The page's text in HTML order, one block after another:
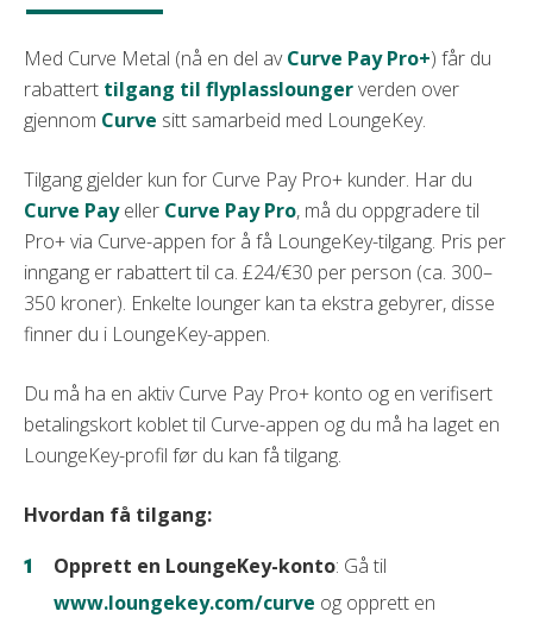
Med Curve Metal (nå en del avCurve Pay Pro+) får du
rabattert tilgang til flyplassloungerverden over
gjennom Curve sitt samarbeid med LoungeKey.
Tilgang gjelder kun for Curve Pay Pro+ kunder. Har du
Curve Payeller Curve Pay Pro, må du oppgradere til
Pro+ via Curve-appen for å få LoungeKey-tilgang. Pris per
inngang er rabattert til ca. £24/€30 per person (ca. 300–
350 kroner). Enkelte lounger kan ta ekstra gebyrer, disse
finner du i LoungeKey-appen.
Du må ha en aktiv Curve Pay Pro+ konto og en verifisert
betalingskort koblet til Curve-appen og du må ha laget en
LoungeKey-profil før du kan få tilgang.
Hvordan få tilgang:
Opprett en LoungeKey-konto: Gå til
www.loungekey.com/curve og opprett en